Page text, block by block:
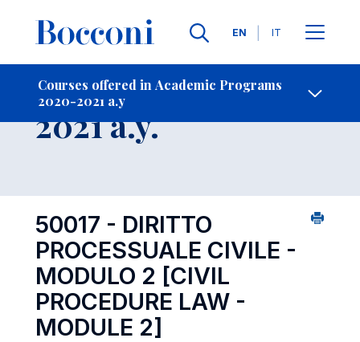
Languages
EN IT
Courses offered in Academic Programs
2020-2021 a.y
- Contact Us
Course 2020-
2021 a.y.
50017 - DIRITTO
PROCESSUALE CIVILE -
MODULO 2 [CIVIL
PROCEDURE LAW -
MODULE 2]